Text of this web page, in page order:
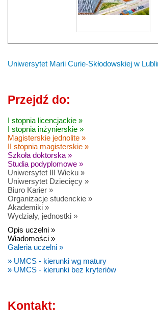
Uniwersytet Marii Curie-Skłodowskiej w
Przejdź do:
I stopnia licencjackie »
I stopnia inżynierskie »
Magisterskie jednolite »
II stopnia magisterskie »
Szkoła doktorska »
Studia podyplomowe »
Uniwersytet III Wieku »
Uniwersytet Dziecięcy »
Biuro Karier »
Organizacje studenckie »
Akademiki »
Wydziały, jednostki »
Opis uczelni »
Wiadomości »
Galeria uczelni »
» UMCS - kierunki wg matury
» UMCS - kierunki bez kryteriów
Kontakt: